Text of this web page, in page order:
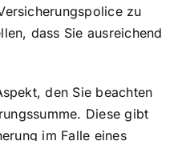
zu
dass Sie ausreichend
den Sie beachten
Diese gibt
im Falle eines